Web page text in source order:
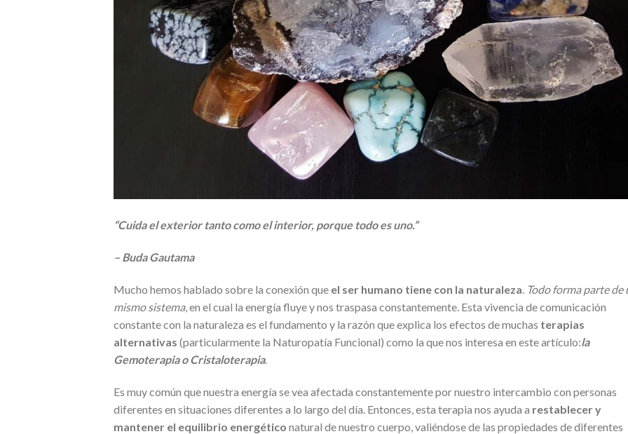
“Cuida el exterior tanto como el interior, porque todo es uno.”
– Buda Gautama
Mucho hemos hablado sobre la conexión que el ser humano tiene con la naturaleza Todo forma parte de
mismo sistema, en el cual la energía fluye y nos traspasa constantemente. Esta vivencia de comunicación
constante con la naturaleza es el fundamento y la razón que explica los efectos de muchas terapias
alternativas (particularmente la Naturopatía Funcional) como la que nos interesa en este artículo:la
Gemoterapia o Cristaloterapia.
Es muy común que nuestra energía se vea afectada constantemente por nuestro intercambio con personas
diferentes en situaciones diferentes a lo largo del día. Entonces, esta terapia nos ayuda a restablecer y
mantener el equilibrio energético natural de nuestro cuerpo, valiéndose de las propiedades de diferentes